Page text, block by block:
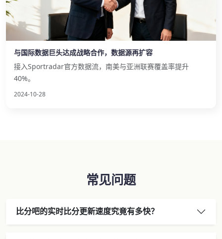
与国际数据巨头达成战略合作，数据源再扩容
接入Sportradar官方数据流，南美与亚洲联赛覆盖率提升
40%。
2024-10-28
常见问题
比分吧的实时比分更新速度究竟有多快？